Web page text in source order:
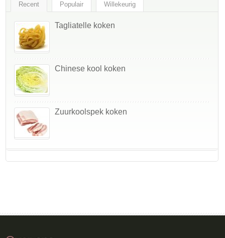
Recent Populair Willekeurig
Tagliatelle koken
Chinese kool koken
Zuurkoolspek koken